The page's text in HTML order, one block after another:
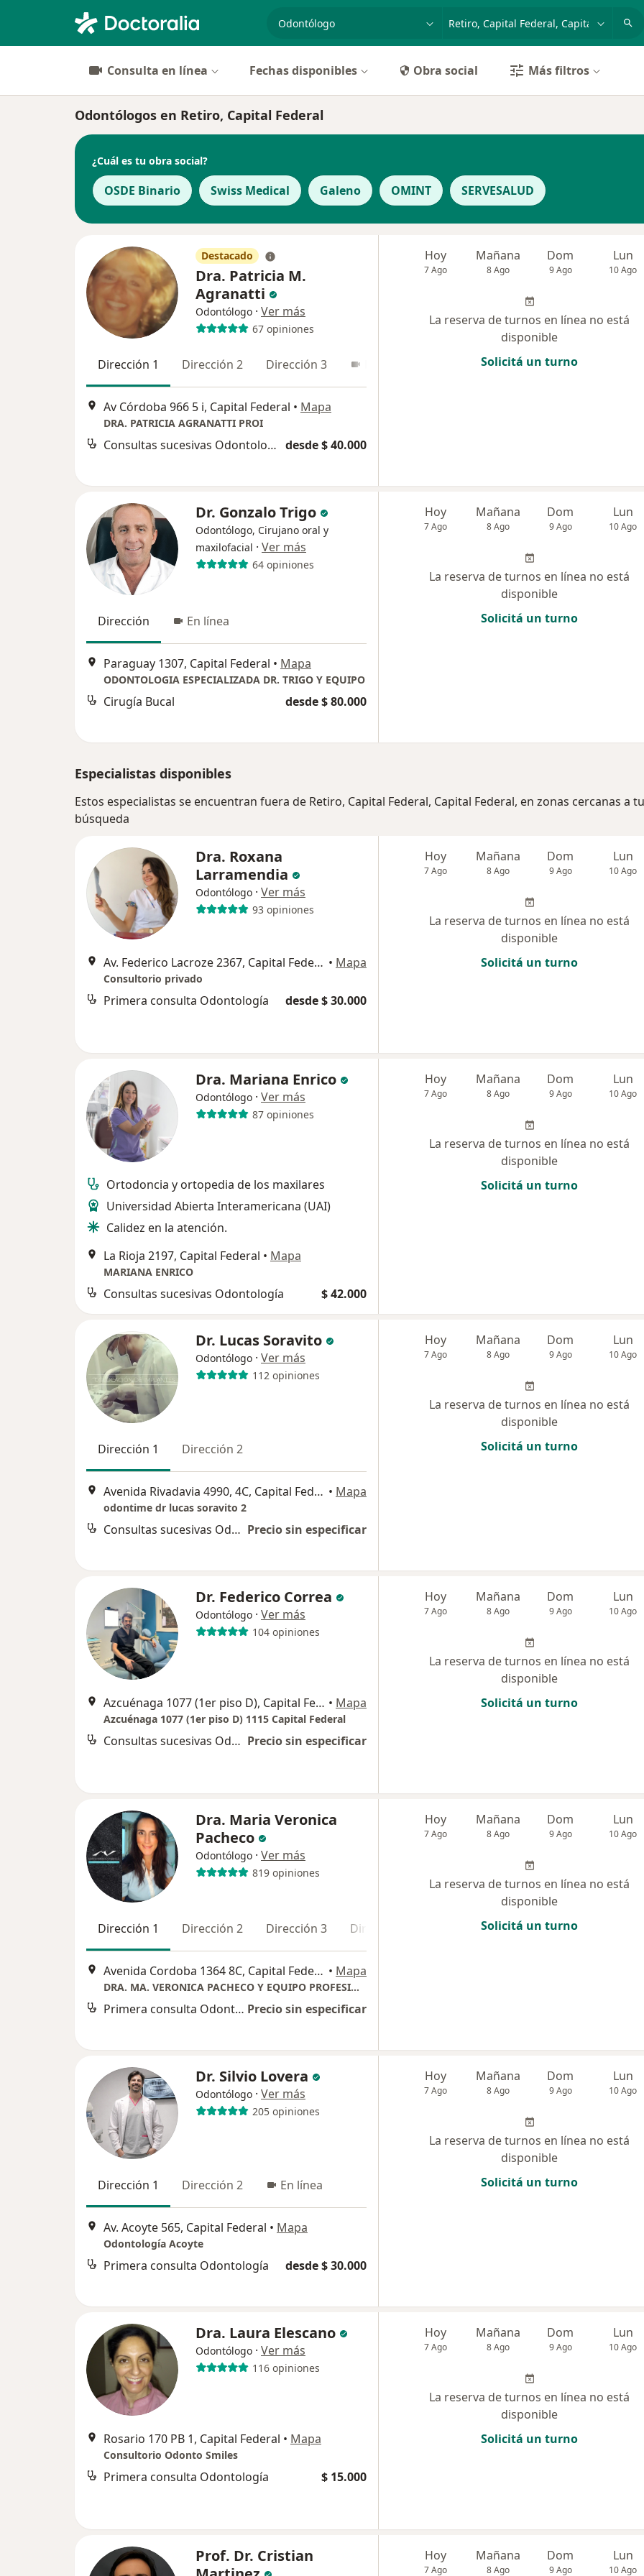
especialidad, enfermedad o nombre
Consulta en línea Fechas disponibles Obra social Más filtros
Odontólogos en Retiro, Capital Federal
¿Cuál es tu obra social?
OSDE Binario Swiss Medical Galeno OMINT SERVESALUD
Destacado
Dra. Patricia M.
Agranatti
Odontólogo · Ver más
67 opiniones
Dirección 1 Dirección 2 Dirección 3
Av Córdoba 966 5 i, Capital Federal • Mapa
DRA. PATRICIA AGRANATTI PROI
Consultas sucesivas Odontología desde $ 40.000
Hoy
7 Ago
Mañana
8 Ago
Dom
9 Ago
Lun
10 Ago
La reserva de turnos en línea no está
disponible
Solicitá un turno
Dr. Gonzalo Trigo
Odontólogo, Cirujano oral y
maxilofacial · Ver más
64 opiniones
Dirección En línea
Paraguay 1307, Capital Federal • Mapa
ODONTOLOGIA ESPECIALIZADA DR. TRIGO Y EQUIPO
Cirugía Bucal desde $ 80.000
Hoy
7 Ago
Mañana
8 Ago
Dom
9 Ago
Lun
10 Ago
La reserva de turnos en línea no está
disponible
Solicitá un turno
Especialistas disponibles
Estos especialistas se encuentran fuera de Retiro, Capital Federal, Capital Federal, en zonas cercanas a tu
búsqueda
Dra. Roxana
Larramendia
Odontólogo · Ver más
93 opiniones
Av. Federico Lacroze 2367, Capital Federal • Mapa
Consultorio privado
Primera consulta Odontología desde $ 30.000
Hoy
7 Ago
Mañana
8 Ago
Dom
9 Ago
Lun
10 Ago
La reserva de turnos en línea no está
disponible
Solicitá un turno
Dra. Mariana Enrico
Odontólogo · Ver más
87 opiniones
Ortodoncia y ortopedia de los maxilares
Universidad Abierta Interamericana (UAI)
Calidez en la atención.
La Rioja 2197, Capital Federal • Mapa
MARIANA ENRICO
Consultas sucesivas Odontología $ 42.000
Hoy
7 Ago
Mañana
8 Ago
Dom
9 Ago
Lun
10 Ago
La reserva de turnos en línea no está
disponible
Solicitá un turno
Dr. Lucas Soravito
Odontólogo · Ver más
112 opiniones
Dirección 1 Dirección 2
Avenida Rivadavia 4990, 4C, Capital Federal • Mapa
odontime dr lucas soravito 2
Consultas sucesivas Odontología Precio sin especificar
Hoy
7 Ago
Mañana
8 Ago
Dom
9 Ago
Lun
10 Ago
La reserva de turnos en línea no está
disponible
Solicitá un turno
Dr. Federico Correa
Odontólogo · Ver más
104 opiniones
Azcuénaga 1077 (1er piso D), Capital Federal • Mapa
Azcuénaga 1077 (1er piso D) 1115 Capital Federal
Consultas sucesivas Odontología Precio sin especificar
Hoy
7 Ago
Mañana
8 Ago
Dom
9 Ago
Lun
10 Ago
La reserva de turnos en línea no está
disponible
Solicitá un turno
Dra. Maria Veronica
Pacheco
Odontólogo · Ver más
819 opiniones
Dirección 1 Dirección 2 Dirección 3 Dirección 4 Dirección 5 Dirección 6
Avenida Cordoba 1364 8C, Capital Federal • Mapa
DRA. MA. VERONICA PACHECO Y EQUIPO PROFESIONAL
Primera consulta Odontología Precio sin especificar
Hoy
7 Ago
Mañana
8 Ago
Dom
9 Ago
Lun
10 Ago
La reserva de turnos en línea no está
disponible
Solicitá un turno
Dr. Silvio Lovera
Odontólogo · Ver más
205 opiniones
Dirección 1 Dirección 2 En línea
Av. Acoyte 565, Capital Federal • Mapa
Odontología Acoyte
Primera consulta Odontología desde $ 30.000
Hoy
7 Ago
Mañana
8 Ago
Dom
9 Ago
Lun
10 Ago
La reserva de turnos en línea no está
disponible
Solicitá un turno
Dra. Laura Elescano
Odontólogo · Ver más
116 opiniones
Rosario 170 PB 1, Capital Federal • Mapa
Consultorio Odonto Smiles
Primera consulta Odontología $ 15.000
Hoy
7 Ago
Mañana
8 Ago
Dom
9 Ago
Lun
10 Ago
La reserva de turnos en línea no está
disponible
Solicitá un turno
Prof. Dr. Cristian
Hoy
7 Ago
Mañana
8 Ago
Dom
9 Ago
Lun
10 Ago